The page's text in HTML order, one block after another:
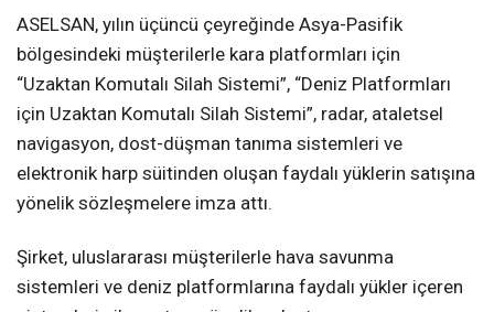
ASELSAN, yılın üçüncü çeyreğinde Asya-Pasifik
bölgesindeki müşterilerle kara platformları için
“Uzaktan Komutalı Silah Sistemi”, “Deniz Platformları
için Uzaktan Komutalı Silah Sistemi”, radar, ataletsel
navigasyon, dost-düşman tanıma sistemleri ve
elektronik harp süitinden oluşan faydalı yüklerin satışına
yönelik sözleşmelere imza attı.
Şirket, uluslararası müşterilerle hava savunma
sistemleri ve deniz platformlarına faydalı yükler içeren